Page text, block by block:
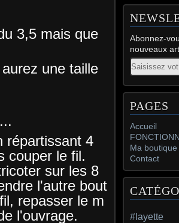
3,5 mais que
une taille
répartissant 4
couper le fil.
sur les 8
l'autre bout
repasser le m
l'ouvrage.
Abonnez-
nouveaux
Email
PAGES
Accueil
Ma
Contact
#layette